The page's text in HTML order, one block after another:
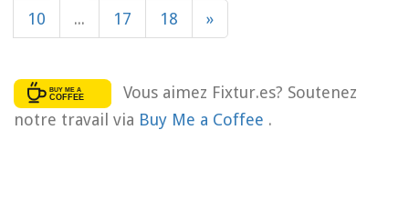
10 ... 17 18 »
Vous aimez Fixtur.es? Soutenez
notre travail via Buy Me a Coffee .